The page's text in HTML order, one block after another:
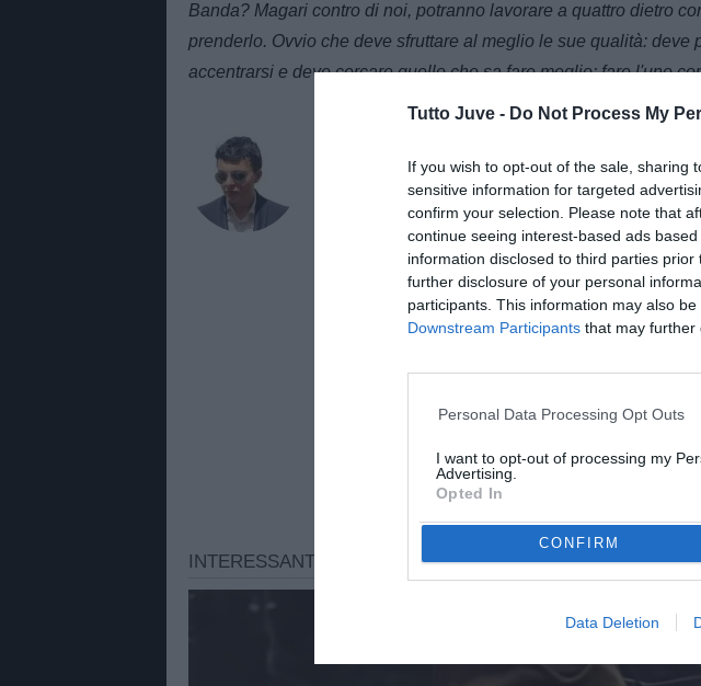
Tutto Juve - Do Not Process My
If you wish to opt-out of the sale, sharing
sensitive information for targeted
confirm your selection. Please note that
continue seeing interest-based ads
information disclosed to third parties
further disclosure of your personal
participants. This information may also
Downstream Participants that may further
Personal Data Processing Opt Outs
I want to opt-out of processing my
Advertising.
Opted In
CONFIRM
Data Deletion
Banda? Magari contro di noi, potranno lavorare a quattro dietro
prenderlo. Ovvio che deve sfruttare al meglio le sue qualità: deve
accentrarsi e deve cercare quello che sa fare meglio: fare l'uno
Alessandro Zottolo
Giornalista di TuttoJuve.com, dove segue l’attualità della
approfondimenti e contenuti dedicati al club bianconero.